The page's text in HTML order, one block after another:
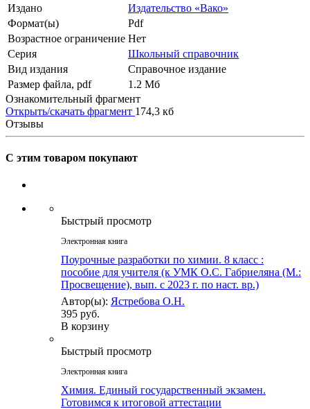
Издано
Издательство «Вако»
Формат(ы)
Pdf
Возрастное ограничение Нет
Серия
Школьный справочник
Вид издания
Справочное издание
Размер файла, pdf
1.2 Mб
Ознакомительный фрагмент
Открыть/скачать фрагмент 174,3 кб
Отзывы
С этим товаром покупают
Быстрый просмотр
Электронная книга
Поурочные разработки по химии. 8 класс :
пособие для учителя (к УМК О.С. Габриеляна (М.:
Просвещение), вып. с 2023 г. по наст. вр.)
Автор(ы): Ястребова О.Н.
395 руб.
В корзину
Быстрый просмотр
Электронная книга
Химия. Единый государственный экзамен.
Готовимся к итоговой аттестации